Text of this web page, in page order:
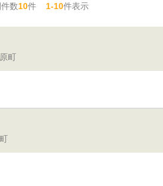
数10件1-10件表示
町